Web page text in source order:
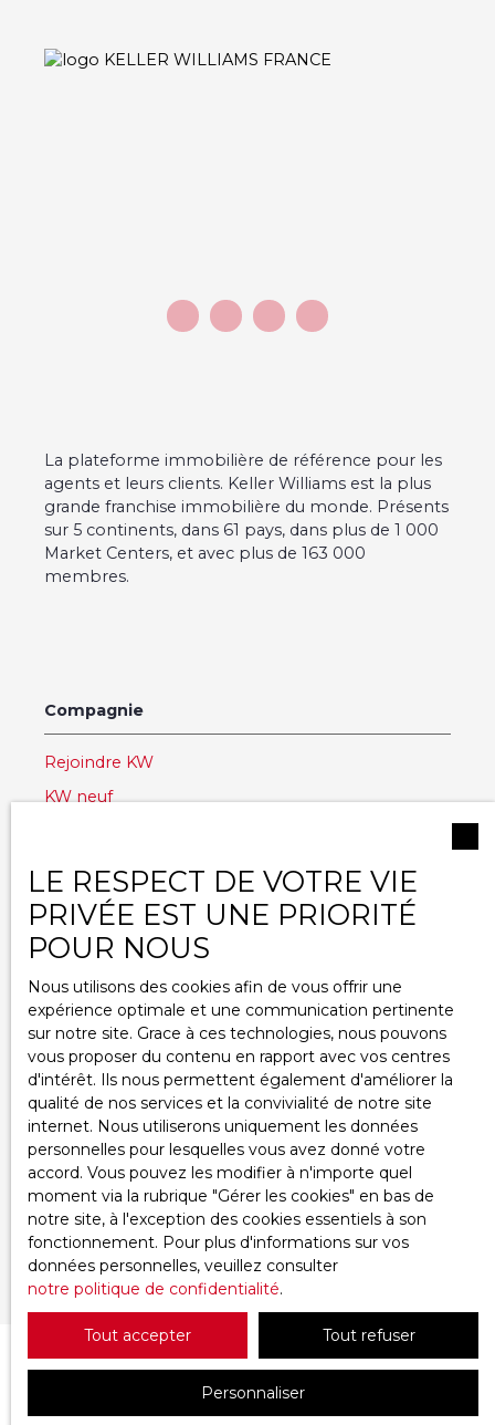
La plateforme immobilière de référence pour les
agents et leurs clients. Keller Williams est la plus
grande franchise immobilière du monde. Présents
sur 5 continents, dans 61 pays, dans plus de 1 000
Market Centers, et avec plus de 163 000
membres.
Compagnie
Rejoindre KW
KW neuf
Contact
Espace vendeur
Informations
Mentions légales
Politique de confidentialité
Plan du site
Gérer les cookies
Propulsé par
LE RESPECT DE VOTRE VIE
PRIVÉE EST UNE PRIORITÉ
POUR NOUS
Nous utilisons des cookies afin de vous offrir une
expérience optimale et une communication pertinente
sur notre site. Grace à ces technologies, nous pouvons
vous proposer du contenu en rapport avec vos centres
d'intérêt. Ils nous permettent également d'améliorer la
qualité de nos services et la convivialité de notre site
internet. Nous utiliserons uniquement les données
personnelles pour lesquelles vous avez donné votre
accord. Vous pouvez les modifier à n'importe quel
moment via la rubrique ″Gérer les cookies″ en bas de
notre site, à l'exception des cookies essentiels à son
fonctionnement. Pour plus d'informations sur vos
données personnelles, veuillez consulter
notre politique de confidentialité.
Tout accepter Tout refuser
Personnaliser